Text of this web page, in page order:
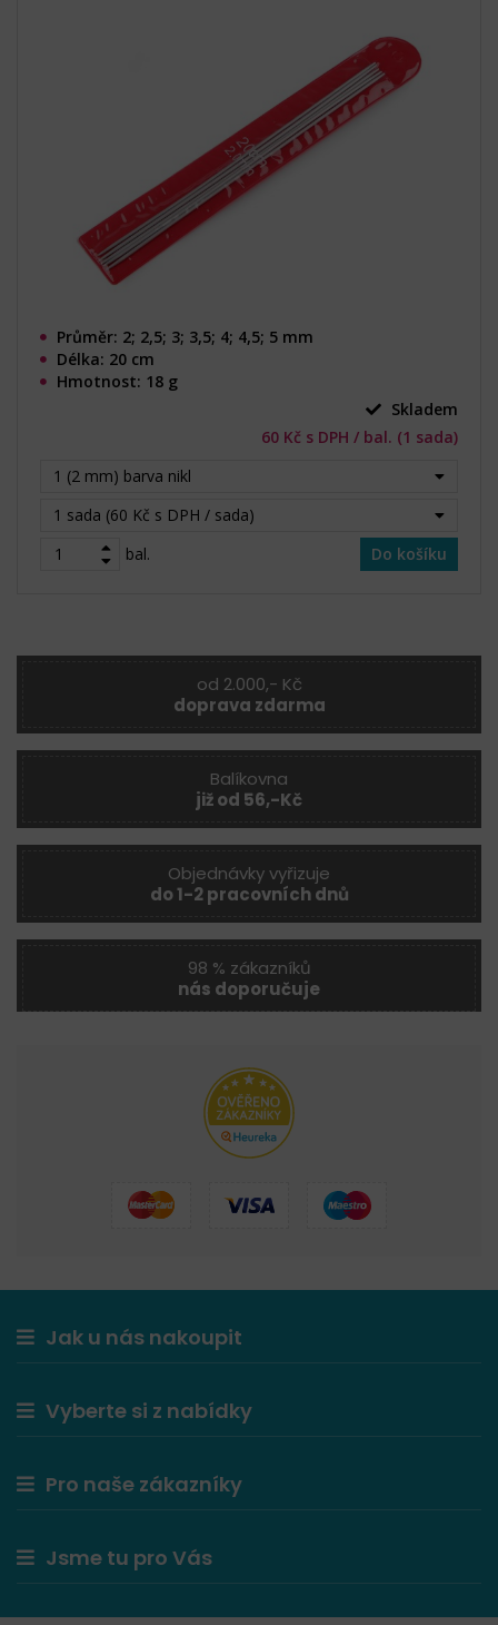
Průměr: 2; 2,5; 3; 3,5; 4; 4,5; 5 mm
Délka: 20 cm
Hmotnost: 18 g
Skladem
60 Kč s DPH / bal. (1 sada)
1 (2 mm) barva nikl
1 sada (60 Kč s DPH / sada)
bal.
Do košíku
od 2.000,- Kč
doprava zdarma
Balíkovna
již od 56,-Kč
Objednávky vyřizuje
do 1-2 pracovních dnů
98 % zákazníků
nás doporučuje
Jak u nás nakoupit
Vyberte si z nabídky
Pro naše zákazníky
Jsme tu pro Vás